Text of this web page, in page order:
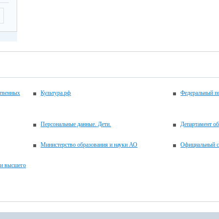
Культура.рф Федеральный
Персональные данные. Дети. Департамент
Министерство образования и науки АО Официальный
высшего